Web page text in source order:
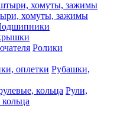
хомуты, зажимы
Ролики
Рубашки,
Рули,